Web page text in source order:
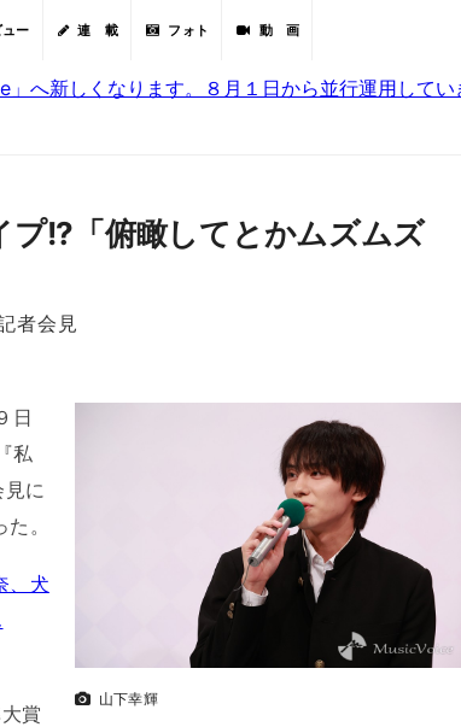
ー 連 載 フォト 動 画
へ新しくなります。８月１日から並行運用してい
プ!?「俯瞰してとかムズムズ
者会見
山下幸輝
日
私
に
。
、犬
賞